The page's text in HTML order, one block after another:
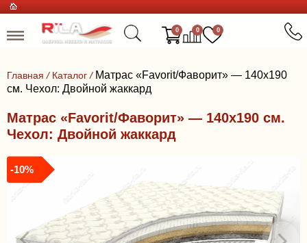
0 0 0
Главная / Каталог / Матрас «Favorit/Фаворит» — 140x190
см. Чехол: Двойной жаккард
Матрас «Favorit/Фаворит» — 140x190 см.
Чехол: Двойной жаккард
-10%